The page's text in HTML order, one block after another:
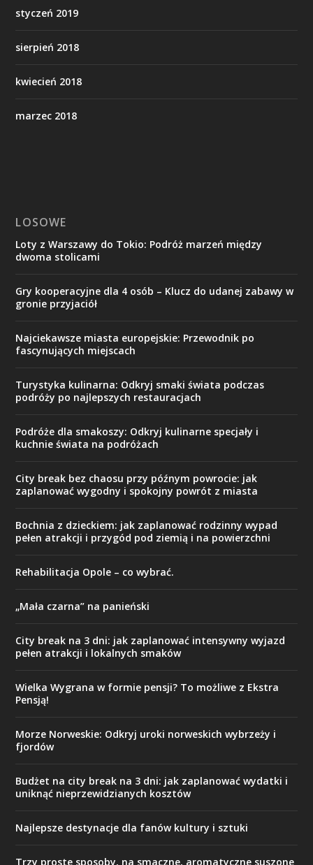
styczeń 2019
sierpień 2018
kwiecień 2018
marzec 2018
LOSOWE
Loty z Warszawy do Tokio: Podróż marzeń między
dwoma stolicami
Gry kooperacyjne dla 4 osób – Klucz do udanej zabawy w
gronie przyjaciół
Najciekawsze miasta europejskie: Przewodnik po
fascynujących miejscach
Turystyka kulinarna: Odkryj smaki świata podczas
podróży po najlepszych restauracjach
Podróże dla smakoszy: Odkryj kulinarne specjały i
kuchnie świata na podróżach
City break bez chaosu przy późnym powrocie: jak
zaplanować wygodny i spokojny powrót z miasta
Bochnia z dzieckiem: jak zaplanować rodzinny wypad
pełen atrakcji i przygód pod ziemią i na powierzchni
Rehabilitacja Opole – co wybrać.
„Mała czarna” na panieński
City break na 3 dni: jak zaplanować intensywny wyjazd
pełen atrakcji i lokalnych smaków
Wielka Wygrana w formie pensji? To możliwe z Ekstra
Pensją!
Morze Norweskie: Odkryj uroki norweskich wybrzeży i
fjordów
Budżet na city break na 3 dni: jak zaplanować wydatki i
uniknąć nieprzewidzianych kosztów
Najlepsze destynacje dla fanów kultury i sztuki
Trzy proste sposoby, na smaczne, aromatyczne suszone